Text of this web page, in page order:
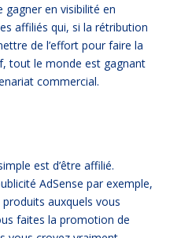
gagner en visibilité en
affiliés qui, si la rétribution
de l’effort pour faire la
tout le monde est gagnant
commercial.
est d’être affilié.
AdSense par exemple,
produits auxquels vous
faites la promotion de